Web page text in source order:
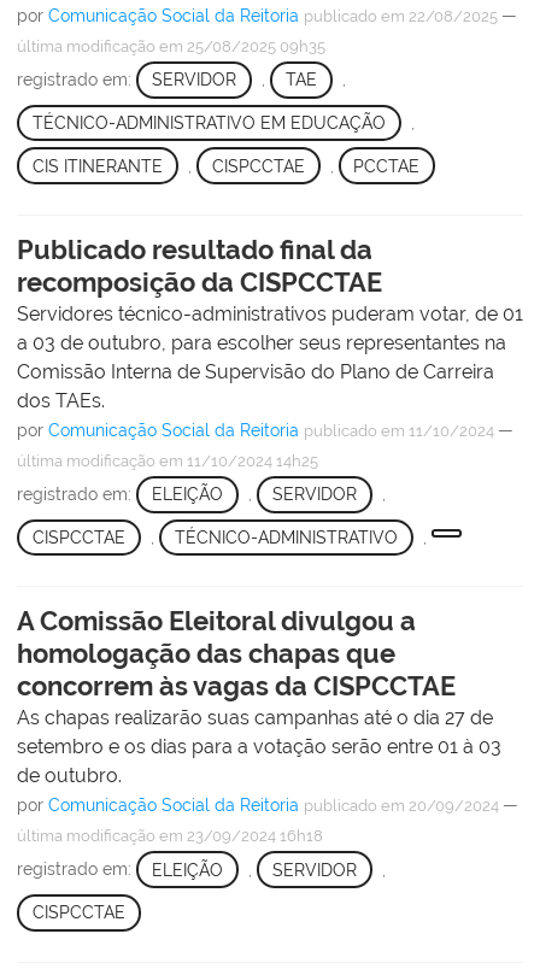
por Comunicação Social da Reitoria publicado em 22/08/2025 —
última modificação em 25/08/2025 09h35
registrado em: SERVIDOR TAE
TÉCNICO-ADMINISTRATIVO EM EDUCAÇÃO
CIS ITINERANTE CISPCCTAE PCCTAE
Publicado resultado final da
recomposição da CISPCCTAE
Servidores técnico-administrativos puderam votar, de 01
a 03 de outubro, para escolher seus representantes na
Comissão Interna de Supervisão do Plano de Carreira
dos TAEs.
por Comunicação Social da Reitoria publicado em 11/10/2024 —
última modificação em 11/10/2024 14h25
registrado em: ELEIÇÃO , SERVIDOR ,
CISPCCTAE TÉCNICO-ADMINISTRATIVO
A Comissão Eleitoral divulgou a
homologação das chapas que
concorrem às vagas da CISPCCTAE
As chapas realizarão suas campanhas até o dia 27 de
setembro e os dias para a votação serão entre 01 à 03
de outubro.
por Comunicação Social da Reitoria publicado em 20/09/2024 —
última modificação em 23/09/2024 16h18
registrado em: ELEIÇÃO SERVIDOR
CISPCCTAE